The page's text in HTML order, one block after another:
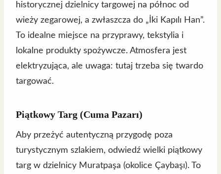
historycznej dzielnicy targowej na północ od
wieży zegarowej, a zwłaszcza do „İki Kapılı Han”.
To idealne miejsce na przyprawy, tekstylia i
lokalne produkty spożywcze. Atmosfera jest
elektryzująca, ale uwaga: tutaj trzeba się twardo
targować.
Piątkowy Targ (Cuma Pazarı)
Aby przeżyć autentyczną przygodę poza
turystycznym szlakiem, odwiedź wielki piątkowy
targ w dzielnicy Muratpaşa (okolice Çaybaşı). To